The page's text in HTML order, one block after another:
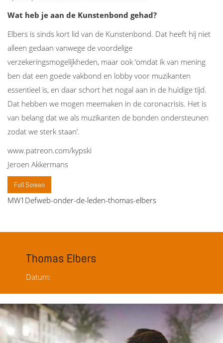
Wat heb je aan de Kunstenbond gehad?
Elbers is sinds kort lid van de Kunstenbond. Dat heeft hij niet
alleen gedaan vanwege de voordelige
verzekeringsmogelijkheden, maar ook ‘omdat ik van mening
ben dat een goede vakbond en lobby voor muzikanten
essentieel is, en daar schort het nogal aan in de huidige tijd.
Dat hebben we mogen meemaken in de coronacrisis. Het is
van belang dat we als muzikanten de bonden ondersteunen
zodat we sterk staan’.
www.patreon.com/kypski
Jeroen Akkermans
Full Screen
MW1Defweb-onder-de-leden-thomas-elbers
Thomas Elbers
Datum: